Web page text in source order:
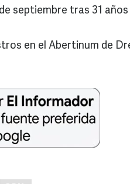
septiembre tras 31
en el Abertinum de